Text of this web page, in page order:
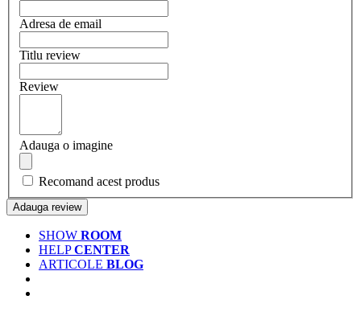
Adresa de email
Titlu review
Review
Adauga o imagine
Recomand acest produs
Adauga review
SHOW ROOM
HELP CENTER
ARTICOLE BLOG